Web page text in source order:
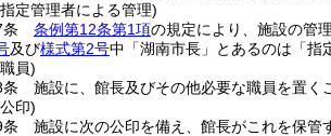
定管理者による管理)
条例第12条第1項の規定により、施設の管
及び様式第2号中「湖南市長」とあるのは「指
員)
施設に、館長及びその他必要な職員を置く
印)
施設に次の公印を備え、館長がこれを保管